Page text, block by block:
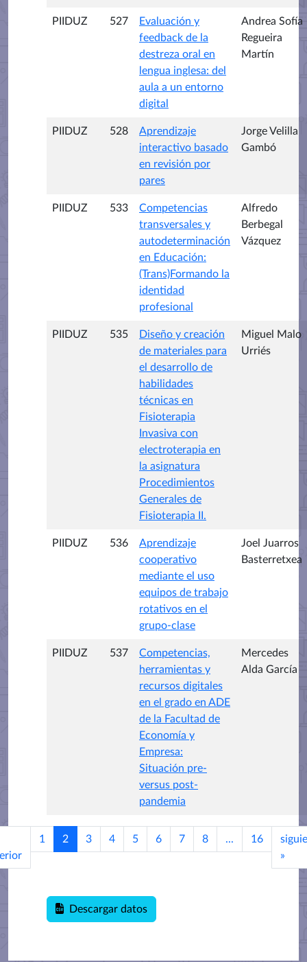
PIIDUZ 527
Evaluación y
feedback de la
destreza oral en
lengua inglesa: del
aula a un entorno
digital
Andrea Sofía
Regueira
Martín
PIIDUZ 528
Aprendizaje
interactivo basado
en revisión por
pares
Jorge Velilla
Gambó
PIIDUZ 533
Competencias
transversales y
autodeterminación
en Educación:
(Trans)Formando la
identidad
profesional
Alfredo
Berbegal
Vázquez
PIIDUZ 535
Diseño y creación
de materiales para
el desarrollo de
habilidades
técnicas en
Fisioterapia
Invasiva con
electroterapia en
la asignatura
Procedimientos
Generales de
Fisioterapia II.
Miguel Malo
Urriés
PIIDUZ 536
Aprendizaje
cooperativo
mediante el uso
equipos de trabajo
rotativos en el
grupo-clase
Joel Juarros
Basterretxea
PIIDUZ 537
Competencias,
herramientas y
recursos digitales
en el grado en ADE
de la Facultad de
Economía y
Empresa:
Situación pre-
versus post-
pandemia
Mercedes
Alda García
1 2 3 4 5 6 7 8 ... 16
»
Descargar datos